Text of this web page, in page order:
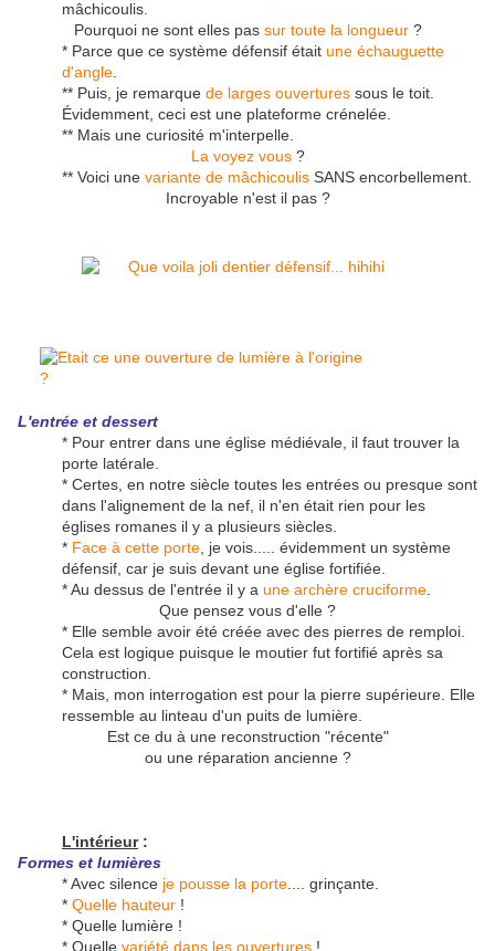
mâchicoulis.
Pourquoi ne sont elles pas sur toute la longueur?
* Parce que ce système défensif était une échauguette
d'angle
** Puis, je remarque de larges ouvertures sous le toit.
Évidemment, ceci est une plateforme crénelée.
** Mais une curiosité m'interpelle.
La voyez vous?
** Voici une variante de mâchicoulis SANS encorbellement.
Incroyable n'est il pas ?
L'entrée et dessert
* Pour entrer dans une église médiévale, il faut trouver la
porte latérale.
* Certes, en notre siècle toutes les entrées ou presque sont
dans l'alignement de la nef, il n'en était rien pour les
églises romanes il y a plusieurs siècles.
* Face à cette porte , je vois..... évidemment un système
défensif, car je suis devant une église fortifiée.
* Au dessus de l'entrée il y a une archère cruciforme
Que pensez vous d'elle ?
* Elle semble avoir été créée avec des pierres de remploi.
Cela est logique puisque le moutier fut fortifié après sa
construction.
* Mais, mon interrogation est pour la pierre supérieure. Elle
ressemble au linteau d'un puits de lumière.
Est ce du à une reconstruction "récente"
ou une réparation ancienne ?
L'intérieur:
Formes et lumières
* Avec silence je pousse la porte .... grinçante.
* Quelle hauteur !
* Quelle lumière !
* Quelle variété dans les ouvertures !